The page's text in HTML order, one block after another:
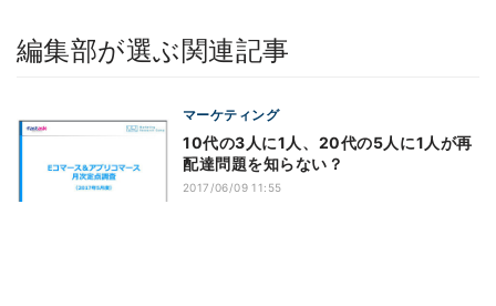
編集部が選ぶ関連記事
マーケティング
10代の3人に1人、20代の5人に1人が再
配達問題を知らない？
2017/06/09 11:55